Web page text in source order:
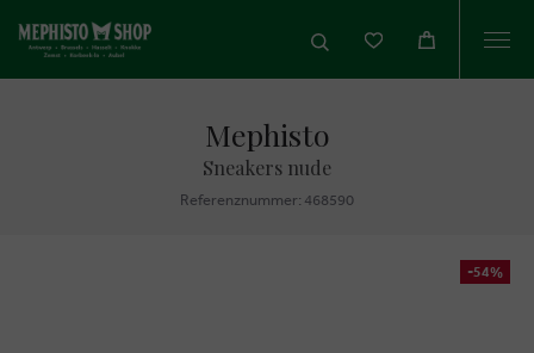
Mephisto
Sneakers nude
Referenznummer: 468590
-54%